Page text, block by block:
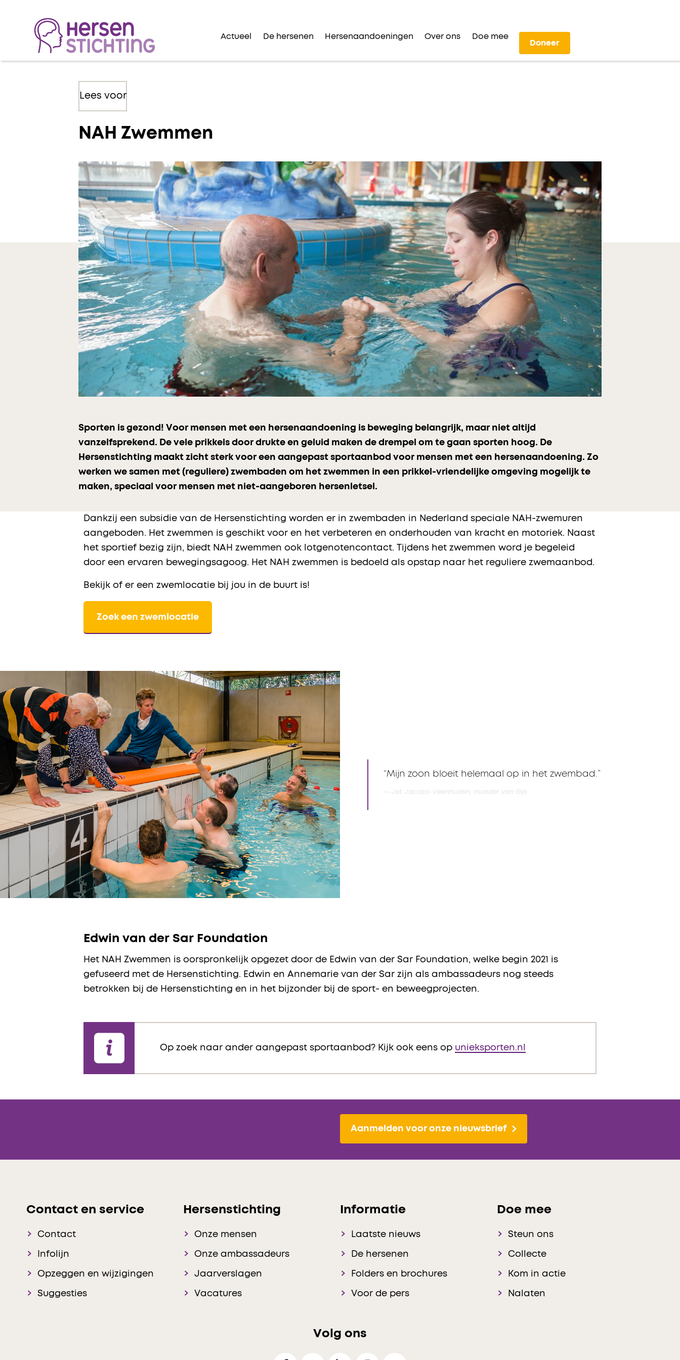
Actueel De hersenen Hersenaandoeningen Over ons
Doe mee
Doneer
Lees voor
NAH Zwemmen
Sporten is gezond! Voor mensen met een hersenaandoening is beweging belangrijk, maar niet altijd
vanzelfsprekend. De vele prikkels door drukte en geluid maken de drempel om te gaan sporten hoog. De
Hersenstichting maakt zicht sterk voor een aangepast sportaanbod voor mensen met een hersenaandoening. Zo
werken we samen met (reguliere) zwembaden om het zwemmen in een prikkel-vriendelijke omgeving mogelijk te
maken, speciaal voor mensen met niet-aangeboren hersenletsel.
Dankzij een subsidie van de Hersenstichting worden er in zwembaden in Nederland speciale NAH-zwemuren
aangeboden. Het zwemmen is geschikt voor en het verbeteren en onderhouden van kracht en motoriek. Naast
het sportief bezig zijn, biedt NAH zwemmen ook lotgenotencontact. Tijdens het zwemmen word je begeleid
door een ervaren bewegingsagoog. Het NAH zwemmen is bedoeld als opstap naar het reguliere zwemaanbod.
Bekijk of er een zwemlocatie bij jou in de buurt is!
Zoek een zwemlocatie
“Mijn zoon bloeit helemaal op in het zwembad.”
Jet Jacobs-Veenhuizen, moeder van Gijs
Edwin van der Sar Foundation
Het NAH Zwemmen is oorspronkelijk opgezet door de Edwin van der Sar Foundation, welke begin 2021 is
gefuseerd met de Hersenstichting. Edwin en Annemarie van der Sar zijn als ambassadeurs nog steeds
betrokken bij de Hersenstichting en in het bijzonder bij de sport- en beweegprojecten.
Op zoek naar ander aangepast sportaanbod? Kijk ook eens op unieksporten.nl
Aanmelden voor onze nieuwsbrief
Contact en service
Contact
Infolijn
Opzeggen en wijzigingen
Suggesties
Hersenstichting
Onze mensen
Onze ambassadeurs
Jaarverslagen
Vacatures
Informatie
Laatste nieuws
De hersenen
Folders en brochures
Voor de pers
Doe mee
Steun ons
Collecte
Kom in actie
Nalaten
Volg ons